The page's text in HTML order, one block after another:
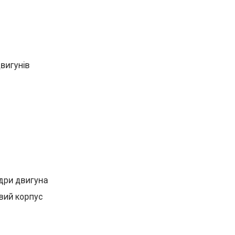
двигуна
корпус